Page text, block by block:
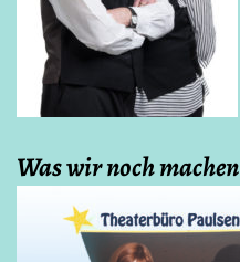
Was wir noch machen